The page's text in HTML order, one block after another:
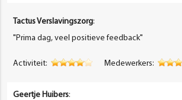
Tactus Verslavingszorg:
"Prima dag, veel positieve feedback"
Activiteit: Medewerkers:
Geertje Huibers: